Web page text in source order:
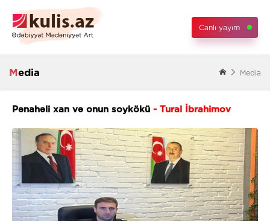
Canlı yayım
Media Media
Pənahəli xan və onun soykökü - Tural İbrahimov